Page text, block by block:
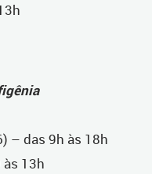
– das 9h às 18h
13h